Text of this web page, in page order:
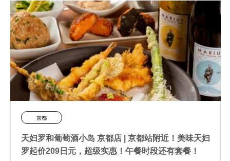
京都
天妇罗和葡萄酒小岛 京都店 | 京都站附近！美味天妇
罗起价209日元，超级实惠！午餐时段还有套餐！